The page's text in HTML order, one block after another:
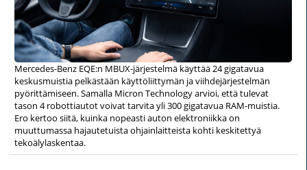
Mercedes-Benz EQE:n MBUX-järjestelmä käyttää 24 gigatavua
keskusmuistia pelkästään käyttöliittymän ja viihdejärjestelmän
pyörittämiseen. Samalla Micron Technology arvioi, että tulevat
tason 4 robottiautot voivat tarvita yli 300 gigatavua RAM-muistia.
Ero kertoo siitä, kuinka nopeasti auton elektroniikka on
muuttumassa hajautetuista ohjainlaitteista kohti keskitettyä
tekoälylaskentaa.